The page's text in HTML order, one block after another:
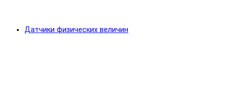
Датчики физических величин